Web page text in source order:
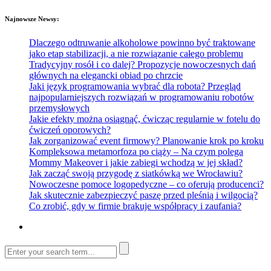
Najnowsze Newsy:
Dlaczego odtruwanie alkoholowe powinno być traktowane
jako etap stabilizacji, a nie rozwiązanie całego problemu
Tradycyjny rosół i co dalej? Propozycje nowoczesnych dań
głównych na elegancki obiad po chrzcie
Jaki język programowania wybrać dla robota? Przegląd
najpopularniejszych rozwiązań w programowaniu robotów
przemysłowych
Jakie efekty można osiągnąć, ćwicząc regularnie w fotelu do
ćwiczeń oporowych?
Jak zorganizować event firmowy? Planowanie krok po kroku
Kompleksowa metamorfoza po ciąży – Na czym polega
Mommy Makeover i jakie zabiegi wchodzą w jej skład?
Jak zacząć swoją przygodę z siatkówką we Wrocławiu?
Nowoczesne pomoce logopedyczne – co oferują producenci?
Jak skutecznie zabezpieczyć paszę przed pleśnią i wilgocią?
Co zrobić, gdy w firmie brakuje współpracy i zaufania?